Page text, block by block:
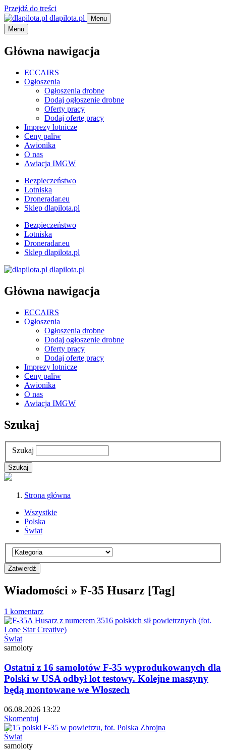
Przejdź do treści
dlapilota.pl
Menu
Menu
Główna nawigacja
ECCAIRS
Ogłoszenia
Ogłoszenia drobne
Dodaj ogłoszenie drobne
Oferty pracy
Dodaj ofertę pracy
Imprezy lotnicze
Ceny paliw
Awionika
O nas
Awiacja IMGW
Bezpieczeństwo
Lotniska
Droneradar.eu
Sklep dlapilota.pl
Bezpieczeństwo
Lotniska
Droneradar.eu
Sklep dlapilota.pl
dlapilota.pl
Główna nawigacja
ECCAIRS
Ogłoszenia
Ogłoszenia drobne
Dodaj ogłoszenie drobne
Oferty pracy
Dodaj ofertę pracy
Imprezy lotnicze
Ceny paliw
Awionika
O nas
Awiacja IMGW
Szukaj
Szukaj
Strona główna
Wszystkie
Polska
Świat
Wiadomości » F-35 Husarz [Tag]
1 komentarz
Świat
samoloty
Ostatni z 16 samolotów F-35 wyprodukowanych dla
Polski w USA odbył lot testowy. Kolejne maszyny
będą montowane we Włoszech
06.08.2026 13:22
Skomentuj
Świat
samoloty